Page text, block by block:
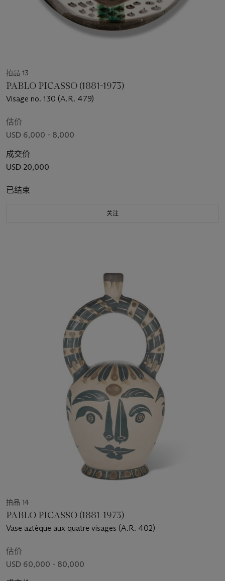
拍品 13
PABLO PICASSO (1881-1973)
Visage no. 130 (A.R. 479)
估价
USD 6,000 - 8,000
成交价
USD 20,000
已结束
关注
拍品 14
PABLO PICASSO (1881-1973)
Vase aztèque aux quatre visages (A.R. 402)
估价
USD 60,000 - 80,000